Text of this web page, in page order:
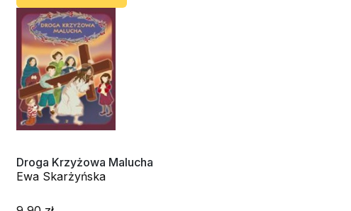
Droga Krzyżowa Malucha
Ewa Skarżyńska